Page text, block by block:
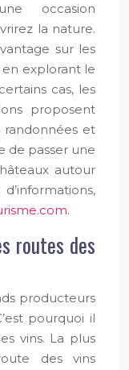
occasion
la nature.
sur les
explorant le
cas, les
proposent
randonnées et
de passer une
autour
.
routes des
producteurs
pourquoi il
vins. La plus
des vins